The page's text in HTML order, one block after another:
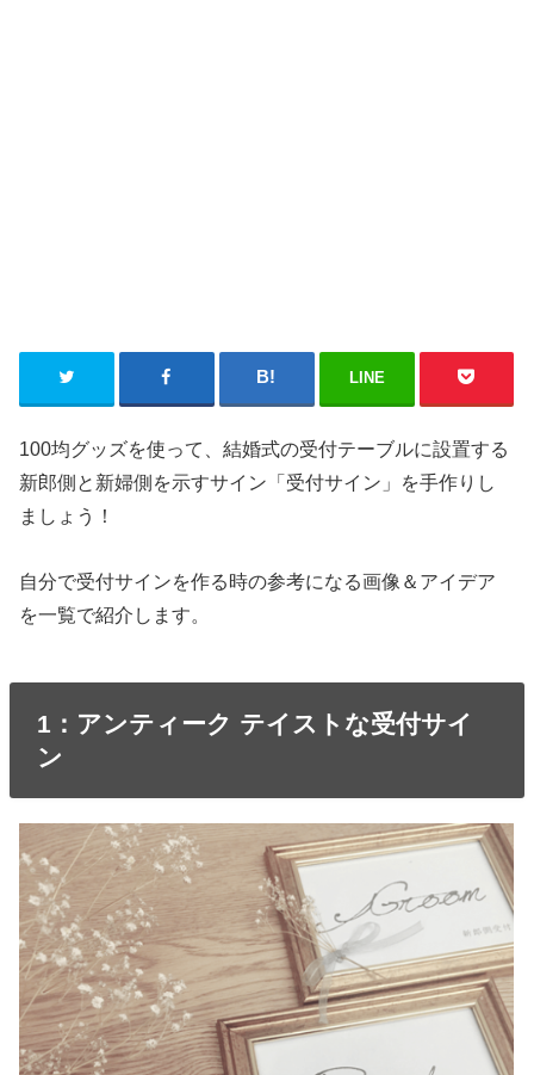
LINE
100均グッズを使って、結婚式の受付テーブルに設置する
新郎側と新婦側を示すサイン「受付サイン」を手作りし
ましょう！
自分で受付サインを作る時の参考になる画像＆アイデア
を一覧で紹介します。
1：アンティーク テイストな受付サイ
ン